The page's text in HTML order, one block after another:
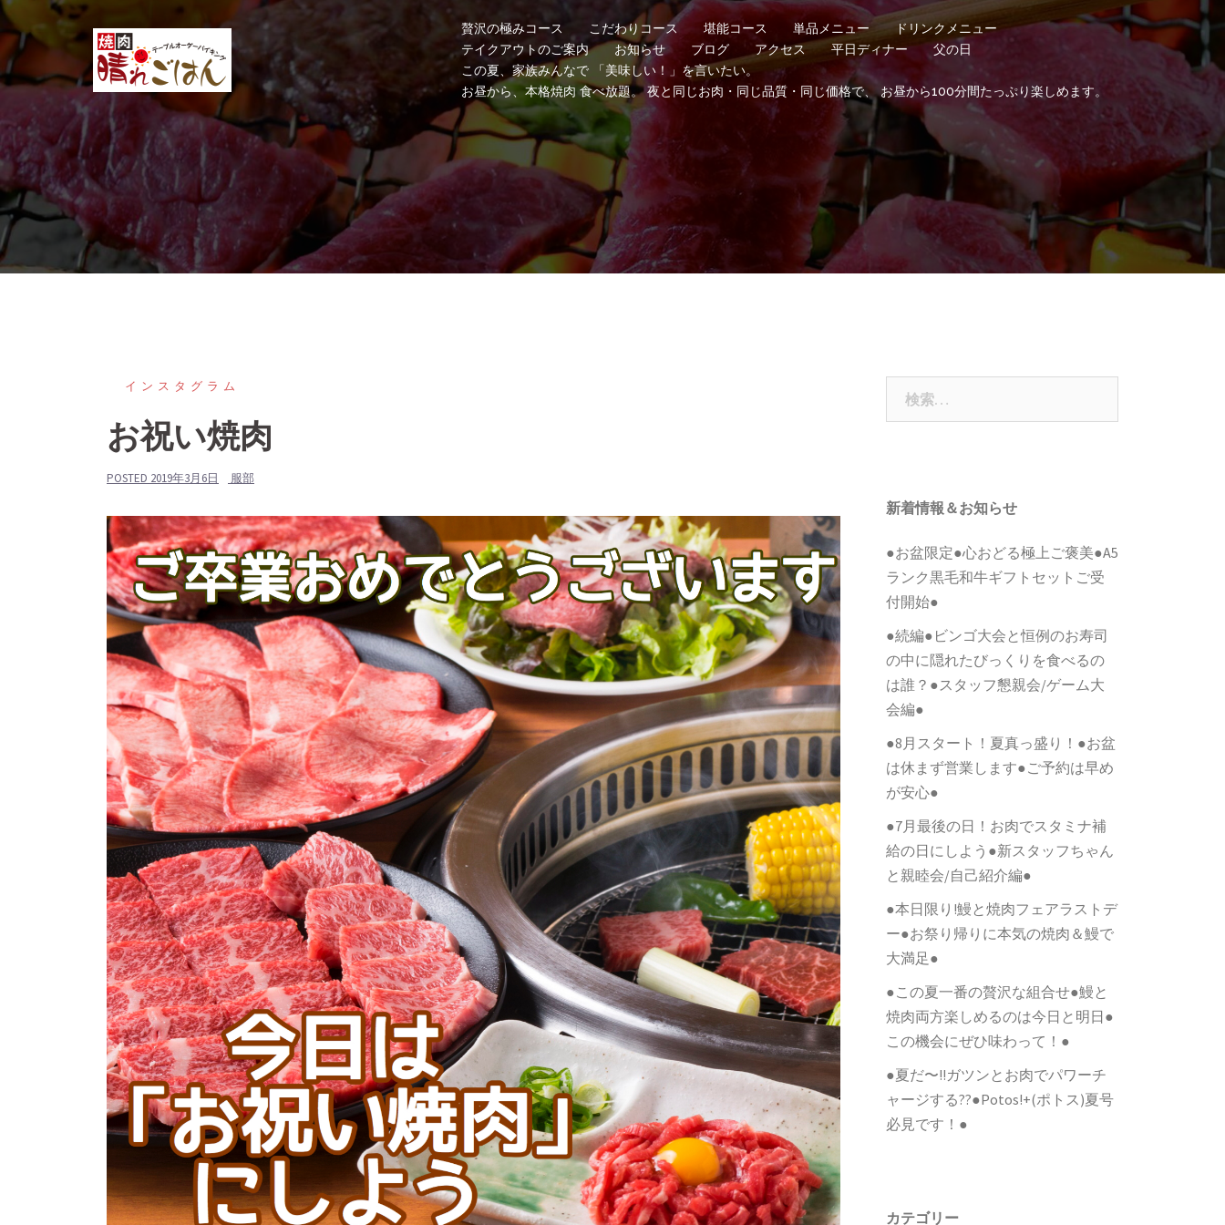
コ
ン
テ
ン
ス
キ
ッ
プ
贅沢の極みコース こだわりコース 堪能コース 単品メニュー
ドリンクメニュー
テイクアウトのご案内
お知らせ ブログ アクセス 平日ディナー
父の日
この夏、家族みんなで 「美味しい！」を言いたい。
お昼から、本格焼肉 食べ放題。 夜と同じお肉・同じ品質・同じ価格で、 お昼から100分間たっぷり楽しめます。
インスタグラム
お祝い焼肉
POSTED 2019年3月6日 服部
新着情報＆お知らせ
●お盆限定●心おどる極上ご褒美●A5
ランク黒毛和牛ギフトセットご受
付開始●
●続編●ビンゴ大会と恒例のお寿司
の中に隠れたびっくりを食べるの
は誰？●スタッフ懇親会/ゲーム大
会編●
●8月スタート！夏真っ盛り！●お盆
は休まず営業します●ご予約は早め
が安心●
●7月最後の日！お肉でスタミナ補
給の日にしよう●新スタッフちゃん
と親睦会/自己紹介編●
●本日限り!鰻と焼肉フェアラストデ
ー●お祭り帰りに本気の焼肉＆鰻で
大満足●
●この夏一番の贅沢な組合せ●鰻と
焼肉両方楽しめるのは今日と明日●
この機会にぜひ味わって！●
●夏だ〜!!ガツンとお肉でパワーチ
ャージする??●Potos!+(ポトス)夏号
必見です！●
カテゴリー